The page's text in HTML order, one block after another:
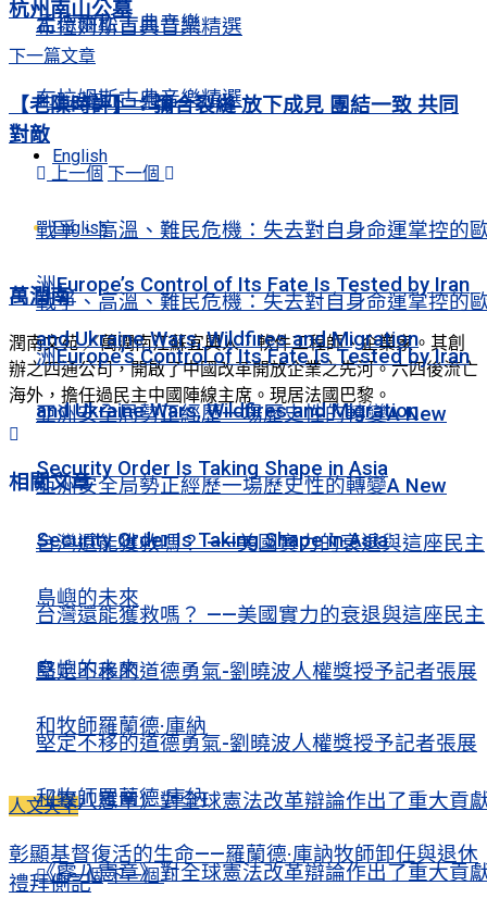
布拉姆斯古典音樂精選
上一個 下一個
English
戰爭、高溫、難民危機：失去對自身命運掌控的
洲Europe’s Control of Its Fate Is Tested by Iran
and Ukraine Wars, Wildfires and Migration
亞洲安全局勢正經歷一場歷史性的轉變A New
Security Order Is Taking Shape in Asia
台灣還能獲救嗎？ ——美國實力的衰退與這座民主
島嶼的未來
堅定不移的道德勇氣-劉曉波人權獎授予記者張展
和牧師羅蘭德·庫納
《零八憲章》對全球憲法改革辯論作出了重大貢
上一個 下一個
孟德爾松古典音樂
布拉姆斯古典音樂精選
上一個 下一個
English
戰爭、高溫、難民危機：失去對自身命運掌控的
洲Europe’s Control of Its Fate Is Tested by Iran
and Ukraine Wars, Wildfires and Migration
亞洲安全局勢正經歷一場歷史性的轉變A New
Security Order Is Taking Shape in Asia
台灣還能獲救嗎？ ——美國實力的衰退與這座民主
島嶼的未來
堅定不移的道德勇氣-劉曉波人權獎授予記者張展
和牧師羅蘭德·庫納
《零八憲章》對全球憲法改革辯論作出了重大貢
杭州南山公墓
下一篇文章
【老陳時評】：彌合裂縫 放下成見 團結一致 共同
對敵
萬潤南
潤南文苑 ／萬潤南江蘇宜興人，軟件工程師、企業家。其創
辦之四通公司，開啟了中國改革開放企業之先河。六四後流亡
海外，擔任過民主中國陣線主席。現居法國巴黎。
相關文章
人文天下
彰顯基督復活的生命——羅蘭德·庫訥牧師卸任與退休
禮拜側記